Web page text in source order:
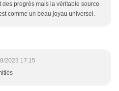
des progrès mais la véritable source
comme un beau joyau universel.
2023 17:15